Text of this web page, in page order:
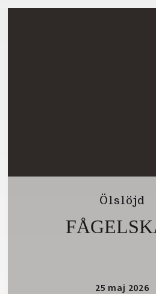
Ölslöjd
25 maj 2026